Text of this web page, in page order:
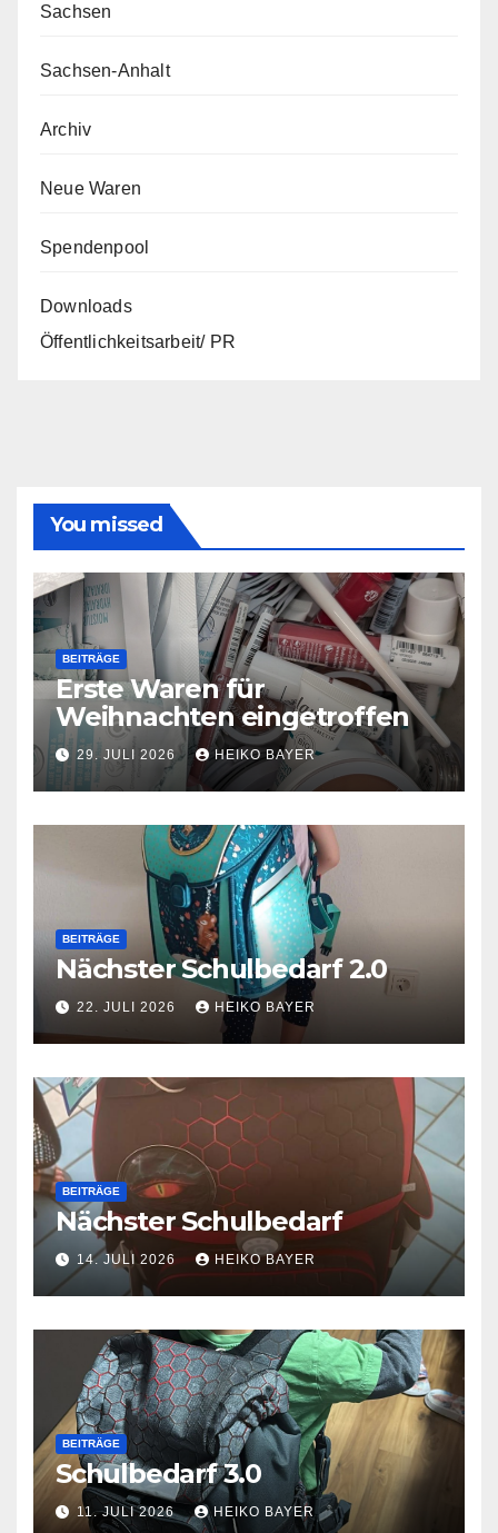
Sachsen
Sachsen-Anhalt
Archiv
Neue Waren
Spendenpool
Downloads
Öffentlichkeitsarbeit/ PR
You missed
BEITRÄGE
Erste Waren für
Weihnachten eingetroffen
29. JULI 2026 HEIKO BAYER
BEITRÄGE
Nächster Schulbedarf 2.0
22. JULI 2026 HEIKO BAYER
BEITRÄGE
Nächster Schulbedarf
14. JULI 2026 HEIKO BAYER
BEITRÄGE
Schulbedarf 3.0
11. JULI 2026 HEIKO BAYER